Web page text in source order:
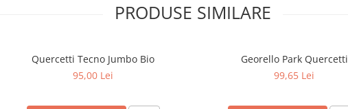
PRODUSE SIMILARE
Quercetti Tecno Jumbo Bio
95,00 Lei
Georello Park Quercetti
99,65 Lei